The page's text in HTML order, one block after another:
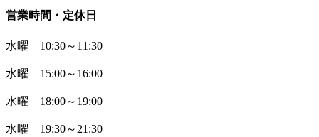
営業時間・定休日
水曜 10:30～11:30
水曜 15:00～16:00
水曜 18:00～19:00
水曜 19:30～21:30